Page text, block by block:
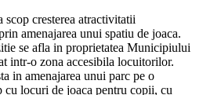
scop cresterea atractivitatii
amenajarea unui spatiu de joaca.
se afla in proprietatea Municipiului
intr-o zona accesibila locuitorilor.
in amenajarea unui parc pe o
cu locuri de joaca pentru copii, cu